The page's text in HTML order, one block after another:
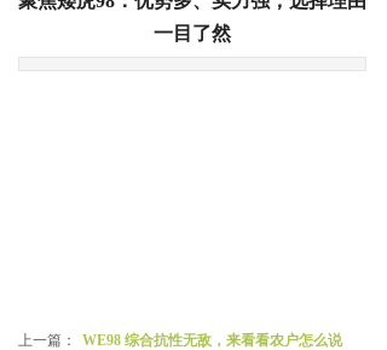
一目了然
上一篇：
WE98 综合抗性无敌，来看看农户怎么说